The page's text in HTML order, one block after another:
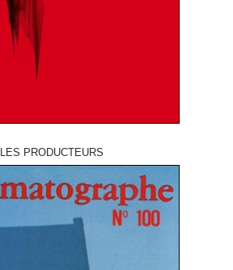
LES PRODUCTEURS